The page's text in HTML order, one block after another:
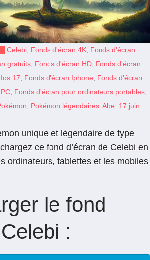
Celebi, Fonds d'écran 4K, Fonds d'écran
gratuits, Fonds d'écran HD, Fonds d'écran
17, Fonds d'écran Iphone, Fonds d'écran
, Fonds d'écran pour ordinateurs portables,
, Pokémon légendaires Abe
17 juin
unique et légendaire de type
ce fond d’écran de Celebi en
ordinateurs, tablettes et les mobiles
le fond
: